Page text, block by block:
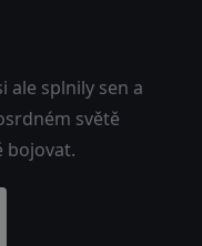
ale splnily sen a
světě
bojovat.